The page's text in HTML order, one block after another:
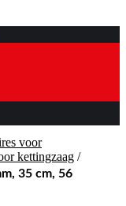
voor
kettingzaag /
35 cm, 56